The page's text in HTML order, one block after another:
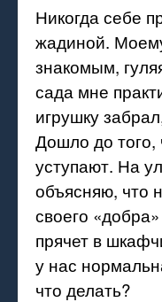
Никогда себе
жадиной.
знакомым,
сада мне
игрушку
Дошло до того,
уступают. На
объясняю, что
своего
прячет в
у нас
что делать?